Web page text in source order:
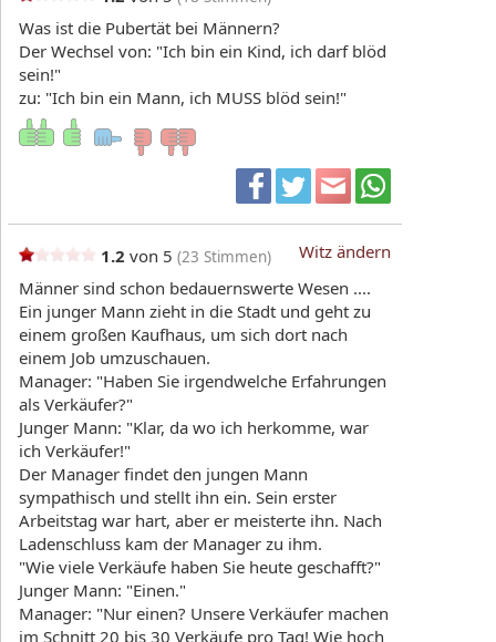
Was ist die Pubertät bei Männern?
Der Wechsel von: "Ich bin ein Kind, ich darf blöd
sein!"
zu: "Ich bin ein Mann, ich MUSS blöd sein!"
Witz ändern
1.2 von 5 (23 Stimmen)
Männer sind schon bedauernswerte Wesen ....
Ein junger Mann zieht in die Stadt und geht zu
einem großen Kaufhaus, um sich dort nach
einem Job umzuschauen.
Manager: "Haben Sie irgendwelche Erfahrungen
als Verkäufer?"
Junger Mann: "Klar, da wo ich herkomme, war
ich Verkäufer!"
Der Manager findet den jungen Mann
sympathisch und stellt ihn ein. Sein erster
Arbeitstag war hart, aber er meisterte ihn. Nach
Ladenschluss kam der Manager zu ihm.
"Wie viele Verkäufe haben Sie heute geschafft?"
Junger Mann: "Einen."
Manager: "Nur einen? Unsere Verkäufer machen
im Schnitt 20 bis 30 Verkäufe pro Tag! Wie hoch